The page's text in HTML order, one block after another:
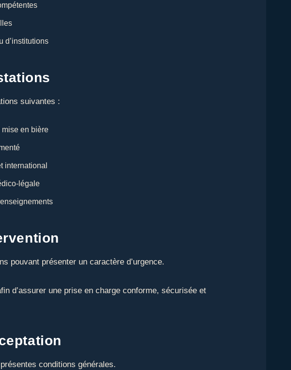
d’institutions
suivantes :
mise en bière
international
légale
pouvant présenter un caractère d’urgence.
d’assurer une prise en charge conforme, sécurisée et
conditions générales.